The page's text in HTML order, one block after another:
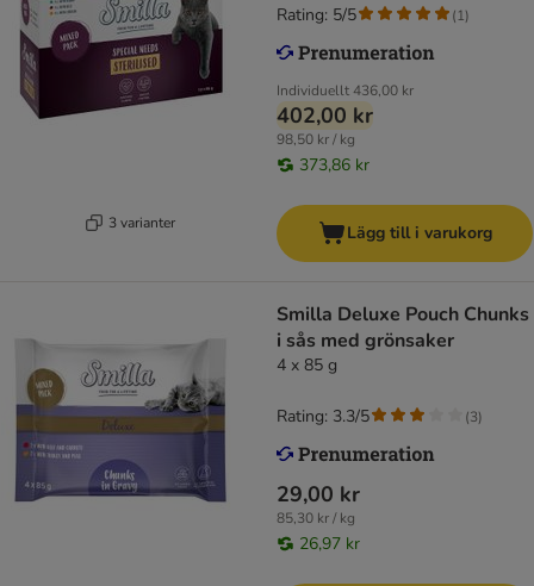
3 varianter
Individuellt436,00 kr
402,00 kr
98,50 kr / kg
373,86 kr
Rating: 5/5 (1)
Lägg till i varukorg
Smilla Deluxe Pouch Chunks
i sås med grönsaker
4 x 85 g
29,00 kr
85,30 kr / kg
26,97 kr
Rating: 3.3/5 (3)